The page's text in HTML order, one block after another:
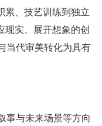
累、技艺训练到独立
现实、展开想象的创
当代审美转化为具有
事与未来场景等方向